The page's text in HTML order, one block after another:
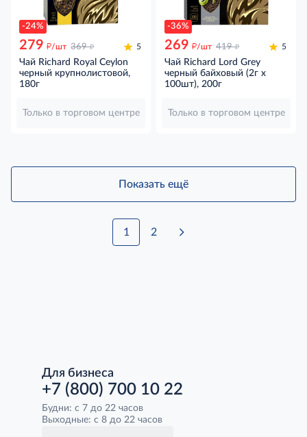
-24%
279 д/шт 369 д 5
Чай Richard Royal Ceylon
черный крупнолистовой,
180г
Только в торговом центре
-36%
269 д/шт 419 д 5
Чай Richard Lord Grey
черный байховый (2г х
100шт), 200г
Только в торговом центре
Показать ещё
1 2
Для бизнеса
+7 (800) 700 10 22
Будни: с 7 до 22 часов
Выходные: с 8 до 22 часов